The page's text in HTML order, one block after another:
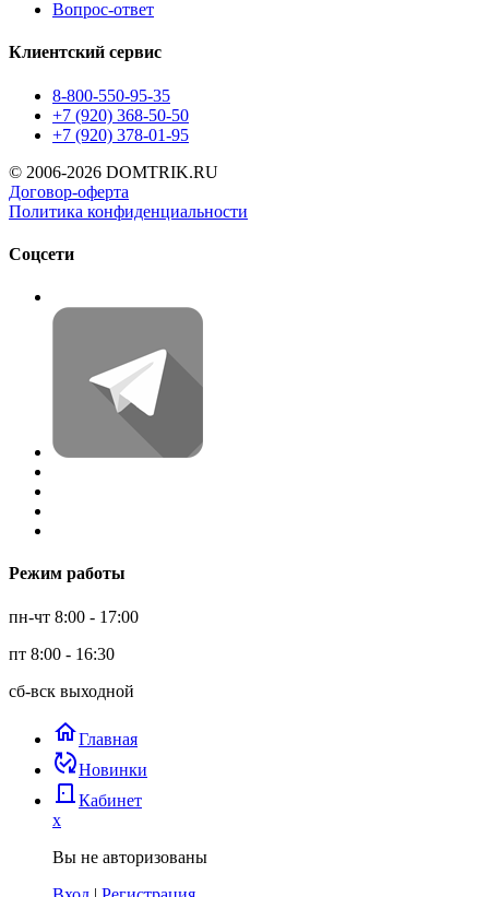
Вопрос-ответ
Клиентский сервис
8-800-550-95-35
+7 (920) 368-50-50
+7 (920) 378-01-95
© 2006-2026 DOMTRIK.RU
Договор-оферта
Политика конфиденциальности
Соцсети
Режим работы
пн-чт 8:00 - 17:00
пт 8:00 - 16:30
сб-вск выходной
homeГлавная
published_with_changesНовинки
door_back Кабинет
x
Вы не авторизованы